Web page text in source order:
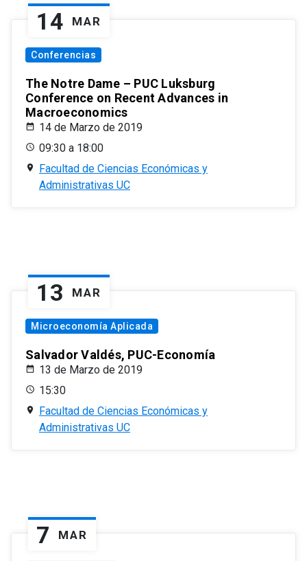
14 MAR
Conferencias
The Notre Dame – PUC Luksburg
Conference on Recent Advances in
Macroeconomics
14 de Marzo de 2019
09:30 a 18:00
Facultad de Ciencias Económicas y
Administrativas UC
13 MAR
Microeconomía Aplicada
Salvador Valdés, PUC-Economía
13 de Marzo de 2019
15:30
Facultad de Ciencias Económicas y
Administrativas UC
7 MAR